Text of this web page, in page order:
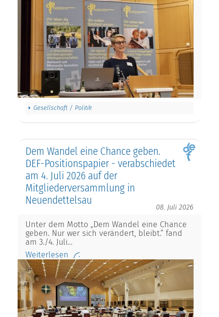
Gesellschaft / Politik
Dem Wandel eine Chance geben.
DEF-Positionspapier - verabschiedet
am 4. Juli 2026 auf der
Mitgliederversammlung in
Neuendettelsau
08. Juli 2026
Unter dem Motto „Dem Wandel eine Chance
geben. Nur wer sich verändert, bleibt.“ fand
am 3./4. Juli…
Weiterlesen